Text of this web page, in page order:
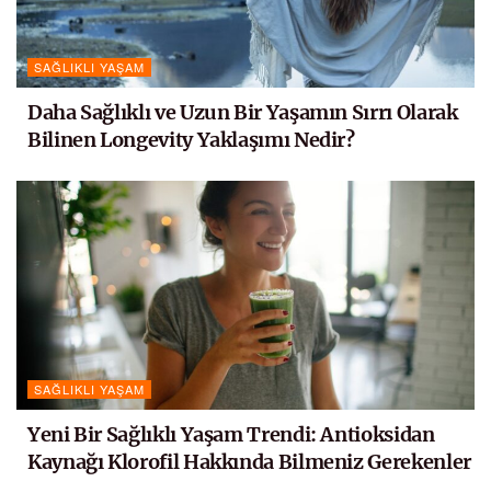
SAĞLIKLI YAŞAM
Daha Sağlıklı ve Uzun Bir Yaşamın Sırrı Olarak
Bilinen Longevity Yaklaşımı Nedir?
SAĞLIKLI YAŞAM
Yeni Bir Sağlıklı Yaşam Trendi: Antioksidan
Kaynağı Klorofil Hakkında Bilmeniz Gerekenler